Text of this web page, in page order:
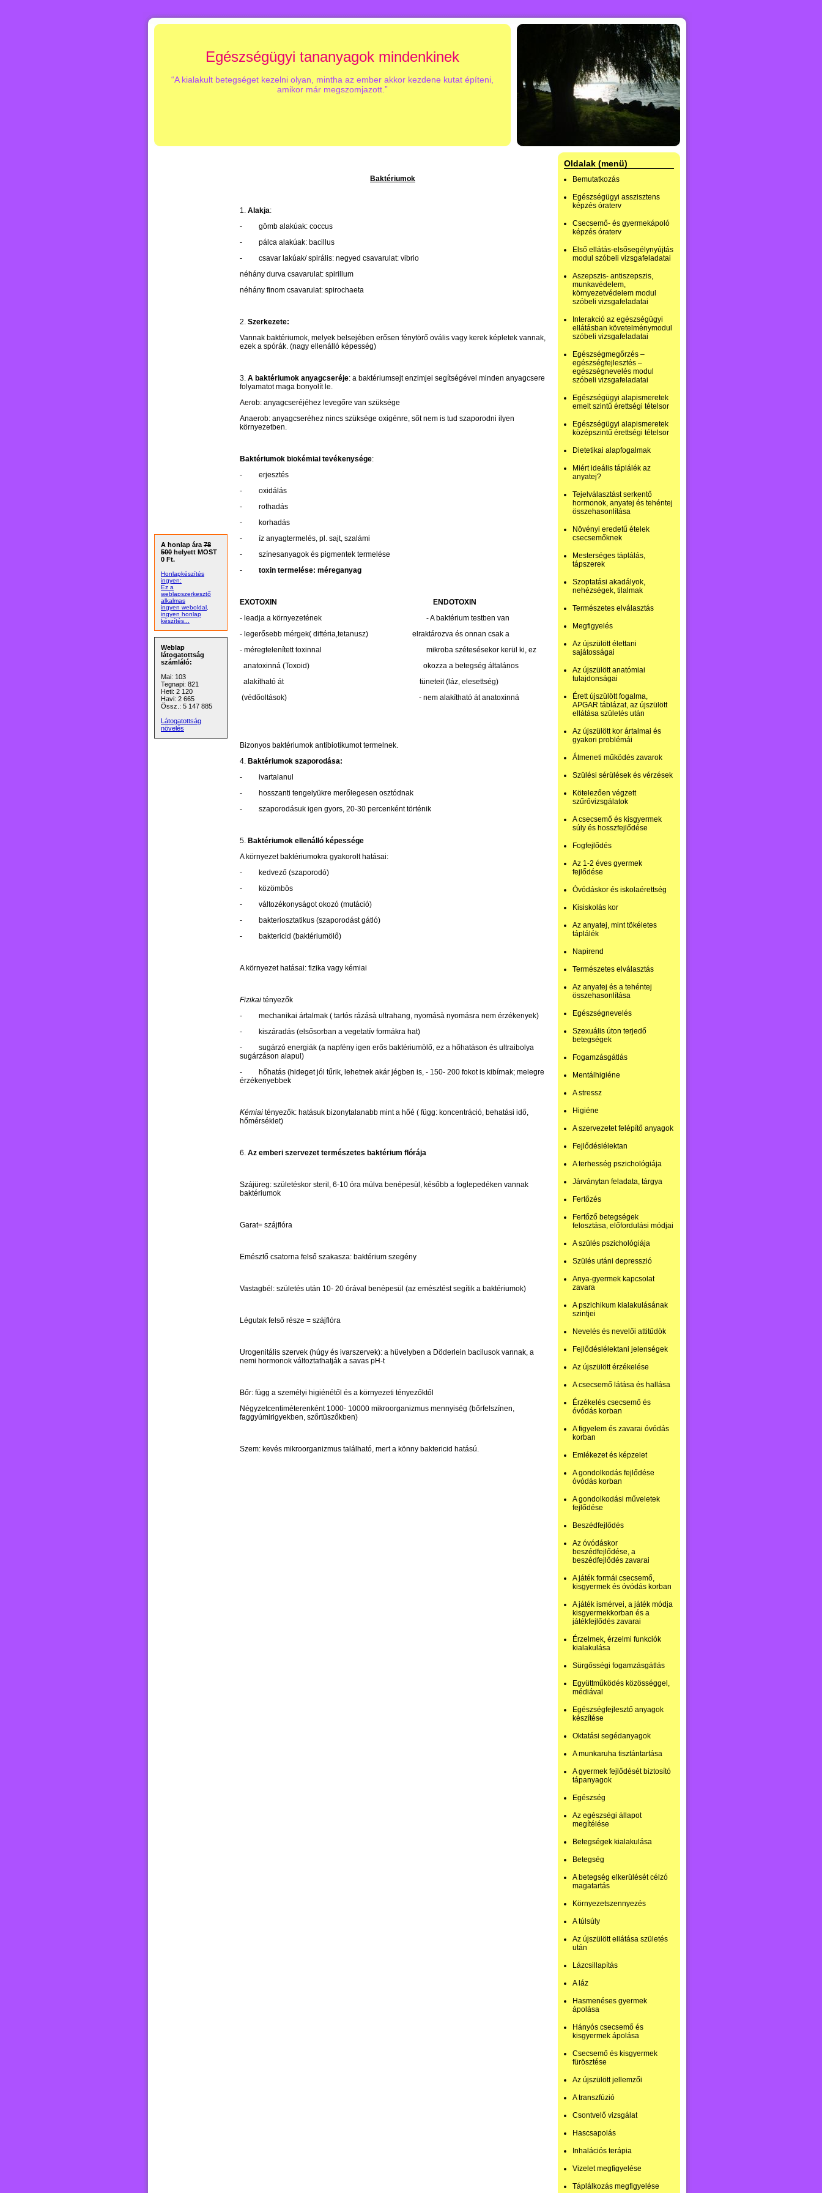
Egészségügyi tananyagok mindenkinek
“A kialakult betegséget kezelni olyan, mintha az ember akkor kezdene kutat építeni,
amikor már megszomjazott.”
Oldalak (menü)
Bemutatkozás
Egészségügyi asszisztens
képzés óraterv
Csecsemő- és gyermekápoló
képzés óraterv
Első ellátás-elsősegélynyújtás
modul szóbeli vizsgafeladatai
Aszepszis- antiszepszis,
munkavédelem,
környezetvédelem modul
szóbeli vizsgafeladatai
Interakció az egészségügyi
ellátásban követelménymodul
szóbeli vizsgafeladatai
Egészségmegőrzés –
egészségfejlesztés –
egészségnevelés modul
szóbeli vizsgafeladatai
Egészségügyi alapismeretek
emelt szintű érettségi tételsor
Egészségügyi alapismeretek
középszintű érettségi tételsor
Dietetikai alapfogalmak
Miért ideális táplálék az
anyatej?
Tejelválasztást serkentő
hormonok, anyatej és tehéntej
összehasonlítása
Növényi eredetű ételek
csecsemőknek
Mesterséges táplálás,
tápszerek
Szoptatási akadályok,
nehézségek, tilalmak
Természetes elválasztás
Megfigyelés
Az újszülött élettani
sajátosságai
Az újszülött anatómiai
tulajdonságai
Érett újszülött fogalma,
APGAR táblázat, az újszülött
ellátása születés után
Az újszülött kor ártalmai és
gyakori problémái
Átmeneti működés zavarok
Szülési sérülések és vérzések
Kötelezően végzett
szűrővizsgálatok
A csecsemő és kisgyermek
súly és hosszfejlődése
Fogfejlődés
Az 1-2 éves gyermek
fejlődése
Óvódáskor és iskolaérettség
Kisiskolás kor
Az anyatej, mint tökéletes
táplálék
Napirend
Természetes elválasztás
Az anyatej és a tehéntej
összehasonlítása
Egészségnevelés
Szexuális úton terjedő
betegségek
Fogamzásgátlás
Mentálhigiéne
A stressz
Higiéne
A szervezetet felépítő anyagok
Fejlődéslélektan
A terhesség pszichológiája
Járványtan feladata, tárgya
Fertőzés
Fertőző betegségek
felosztása, előfordulási módjai
A szülés pszichológiája
Szülés utáni depresszió
Anya-gyermek kapcsolat
zavara
A pszichikum kialakulásának
szintjei
Nevelés és nevelői attitűdök
Fejlődéslélektani jelenségek
Az újszülött érzékelése
A csecsemő látása és hallása
Érzékelés csecsemő és
óvódás korban
A figyelem és zavarai óvódás
korban
Emlékezet és képzelet
A gondolkodás fejlődése
óvódás korban
A gondolkodási műveletek
fejlődése
Beszédfejlődés
Az óvódáskor
beszédfejlődése, a
beszédfejlődés zavarai
A játék formái csecsemő,
kisgyermek és óvódás korban
A játék ismérvei, a játék módja
kisgyermekkorban és a
játékfejlődés zavarai
Érzelmek, érzelmi funkciók
kialakulása
Sürgősségi fogamzásgátlás
Együttműködés közösséggel,
médiával
Egészségfejlesztő anyagok
készítése
Oktatási segédanyagok
A munkaruha tisztántartása
A gyermek fejlődését biztosító
tápanyagok
Egészség
Az egészségi állapot
megítélése
Betegségek kialakulása
Betegség
A betegség elkerülését célzó
magatartás
Környezetszennyezés
A túlsúly
Az újszülött ellátása születés
után
Lázcsillapítás
A láz
Hasmenéses gyermek
ápolása
Hányós csecsemő és
kisgyermek ápolása
Csecsemő és kisgyermek
fürösztése
Az újszülött jellemzői
A transzfúzió
Csontvelő vizsgálat
Hascsapolás
Inhalációs terápia
Vizelet megfigyelése
Táplálkozás megfigyelése
Baktériumok
1. Alakja:
-
gömb alakúak: coccus
-
pálca alakúak: bacillus
-
csavar lakúak/ spirális: negyed csavarulat: vibrio
néhány durva csavarulat: spirillum
néhány finom csavarulat: spirochaeta
2. Szerkezete:
Vannak baktériumok, melyek belsejében erősen fénytörő ovális vagy kerek képletek vannak,
ezek a spórák. (nagy ellenálló képesség)
3. A baktériumok anyagcseréje: a baktériumsejt enzimjei segítségével minden anyagcsere
folyamatot maga bonyolít le.
Aerob: anyagcseréjéhez levegőre van szüksége
Anaerob: anyagcseréhez nincs szüksége oxigénre, sőt nem is tud szaporodni ilyen
környezetben.
Baktériumok biokémiai tevékenysége:
-
erjesztés
-
oxidálás
-
rothadás
-
korhadás
-
íz anyagtermelés, pl. sajt, szalámi
-
színesanyagok és pigmentek termelése
-
toxin termelése: méreganyag
EXOTOXIN
ENDOTOXIN
- leadja a környezetének
- A baktérium testben van
- legerősebb mérgek( diftéria,tetanusz)
elraktározva és onnan csak a
- méregtelenített toxinnal
mikroba szétesésekor kerül ki, ez
anatoxinná (Toxoid)
okozza a betegség általános
alakítható át
tüneteit (láz, elesettség)
(védőoltások)
- nem alakítható át anatoxinná
Bizonyos baktériumok antibiotikumot termelnek.
4. Baktériumok szaporodása:
-
ivartalanul
-
hosszanti tengelyükre merőlegesen osztódnak
-
szaporodásuk igen gyors, 20-30 percenként történik
5. Baktériumok ellenálló képessége
A környezet baktériumokra gyakorolt hatásai:
-
kedvező (szaporodó)
-
közömbös
-
változékonyságot okozó (mutáció)
-
bakteriosztatikus (szaporodást gátló)
-
baktericid (baktériumölő)
A környezet hatásai: fizika vagy kémiai
Fizikai tényezők
-
mechanikai ártalmak ( tartós rázásà ultrahang, nyomásà nyomásra nem érzékenyek)
-
kiszáradás (elsősorban a vegetatív formákra hat)
-
sugárzó energiák (a napfény igen erős baktériumölő, ez a hőhatáson és ultraibolya
sugárzáson alapul)
-
hőhatás (hideget jól tűrik, lehetnek akár jégben is, - 150- 200 fokot is kibírnak; melegre
érzékenyebbek
Kémiai tényezők: hatásuk bizonytalanabb mint a hőé ( függ: koncentráció, behatási idő,
hőmérséklet)
6. Az emberi szervezet természetes baktérium flórája
Szájüreg: születéskor steril, 6-10 óra múlva benépesül, később a foglepedéken vannak
baktériumok
Garat= szájflóra
Emésztő csatorna felső szakasza: baktérium szegény
Vastagbél: születés után 10- 20 órával benépesül (az emésztést segítik a baktériumok)
Légutak felső része = szájflóra
Urogenitális szervek (húgy és ivarszervek): a hüvelyben a Döderlein bacilusok vannak, a
nemi hormonok változtathatják a savas pH-t
Bőr: függ a személyi higiénétől és a környezeti tényezőktől
Négyzetcentiméterenként 1000- 10000 mikroorganizmus mennyiség (bőrfelszínen,
faggyúmirigyekben, szőrtüszőkben)
Szem: kevés mikroorganizmus található, mert a könny baktericid hatású.
A honlap ára 78
500 helyett MOST
0 Ft.
Honlapkészítés
ingyen:
Ez a
weblapszerkesztő
alkalmas
ingyen weboldal,
ingyen honlap
készítés...
Weblap
látogatottság
számláló:
Mai: 103
Tegnapi: 821
Heti: 2 120
Havi: 2 665
Össz.: 5 147 885
Látogatottság
növelés